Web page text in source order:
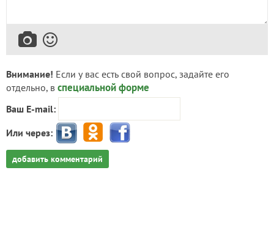
Внимание! Если у вас есть свой вопрос, задайте его
отдельно, в специальной форме
Ваш E-mail:
Или через:
добавить комментарий